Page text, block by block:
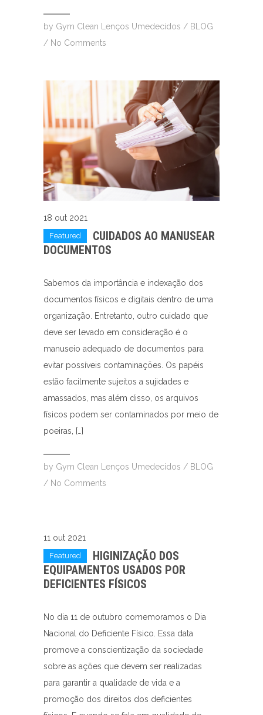
by Gym Clean Lenços Umedecidos / BLOG
/ No Comments
18 out 2021
Featured
CUIDADOS AO MANUSEAR
DOCUMENTOS
Sabemos da importância e indexação dos
documentos físicos e digitais dentro de uma
organização. Entretanto, outro cuidado que
deve ser levado em consideração é o
manuseio adequado de documentos para
evitar possíveis contaminações. Os papéis
estão facilmente sujeitos a sujidades e
amassados, mas além disso, os arquivos
físicos podem ser contaminados por meio de
poeiras, […]
by Gym Clean Lenços Umedecidos / BLOG
/ No Comments
11 out 2021
Featured
HIGINIZAÇÃO DOS
EQUIPAMENTOS USADOS POR
DEFICIENTES FÍSICOS
No dia 11 de outubro comemoramos o Dia
Nacional do Deficiente Físico. Essa data
promove a conscientização da sociedade
sobre as ações que devem ser realizadas
para garantir a qualidade de vida e a
promoção dos direitos dos deficientes